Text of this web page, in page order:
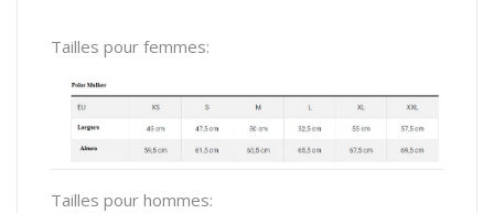
Tailles pour femmes:
Tailles pour hommes: